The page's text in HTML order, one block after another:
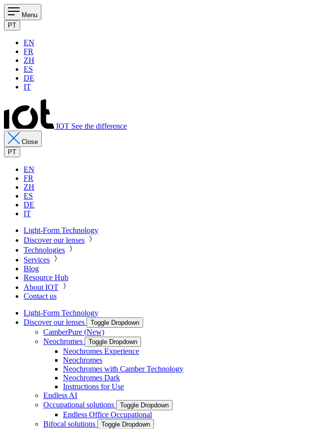
Menu
PT
EN
FR
ZH
ES
DE
IT
IOT See the difference
Close
PT
EN
FR
ZH
ES
DE
IT
Light-Form Technology
Discover our lenses
Technologies
Services
Blog
Resource Hub
About IOT
Contact us
Light-Form Technology
Discover our lenses
Toggle Dropdown
CamberPure (New)
Neochromes
Toggle Dropdown
Neochromes Experience
Neochromes
Neochromes with Camber Technology
Neochromes Dark
Instructions for Use
Endless AI
Occupational solutions
Toggle Dropdown
Endless Office Occupational
Bifocal solutions
Toggle Dropdown